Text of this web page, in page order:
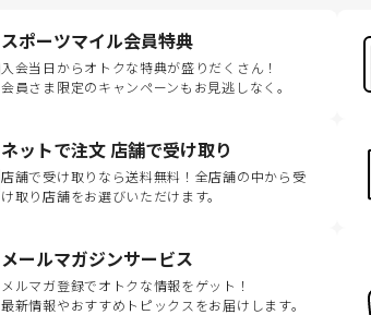
スポーツマイル会員特典
入会当日からオトクな特典が盛りだくさん！
会員さま限定のキャンペーンもお見逃しなく。
ネットで注文 店舗で受け取り
店舗で受け取りなら送料無料！全店舗の中から受
け取り店舗をお選びいただけます。
メールマガジンサービス
メルマガ登録でオトクな情報をゲット！
最新情報やおすすめトピックスをお届けします。